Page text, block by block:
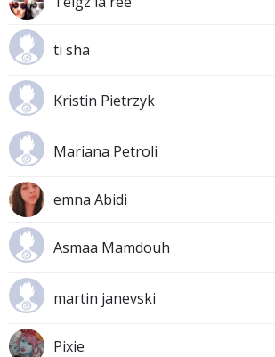
ti sha
Kristin Pietrzyk
Mariana Petroli
emna Abidi
Asmaa Mamdouh
martin janevski
Pixie